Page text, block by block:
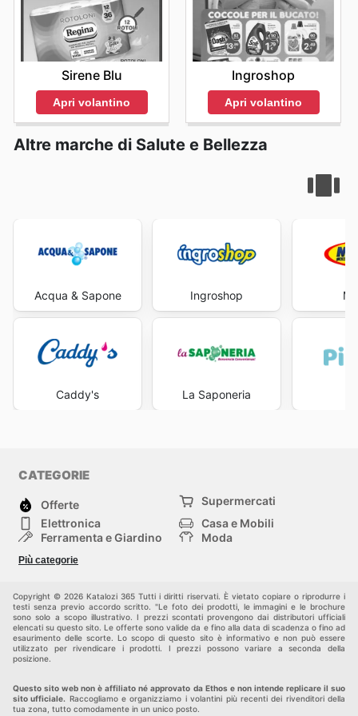
Sirene Blu
Apri volantino
Ingroshop
Apri volantino
Altre marche di Salute e Bellezza
Acqua & Sapone
Caddy's
Ingroshop
La Saponeria
CATEGORIE
Offerte
Supermercati
Elettronica
Casa e Mobili
Ferramenta e Giardino
Moda
Bambini e Neonati
Più categorie
Copyright © 2026 Katalozi 365 Tutti i diritti riservati. È vietato copiare o riprodurre i
testi senza previo accordo scritto. "Le foto dei prodotti, le immagini e le brochure
sono solo a scopo illustrativo. I prezzi scontati provengono dai distributori ufficiali
elencati su questo sito. Le offerte sono valide da e fino alla data di scadenza o fino ad
esaurimento delle scorte. Lo scopo di questo sito è informativo e non può essere
utilizzato per rivendicare i prodotti. I prezzi possono variare a seconda della
posizione.
Questo sito web non è affiliato né approvato da Ethos e non intende replicare il suo
sito ufficiale. Raccogliamo e organizziamo i volantini più recenti dei rivenditori della
tua zona, tutto comodamente in un unico posto.